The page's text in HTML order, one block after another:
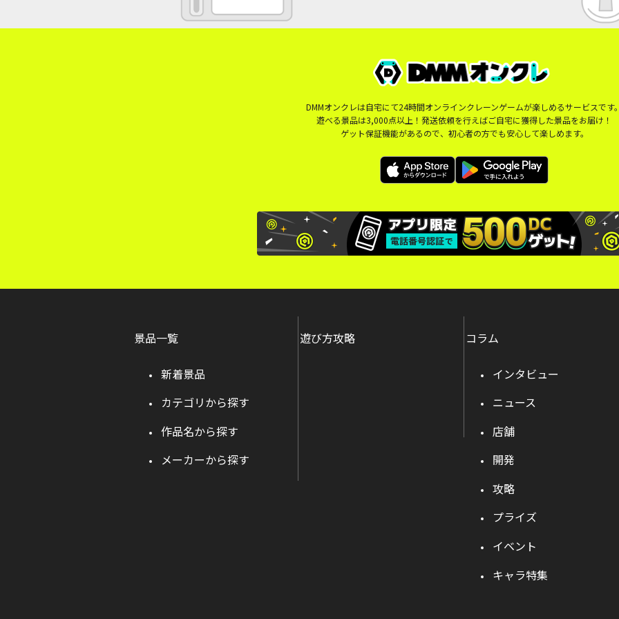
DMMオンクレは自宅にて24時間オンラインクレーンゲームが楽しめるサービスです
遊べる景品は3,000点以上！発送依頼を行えばご自宅に獲得した景品をお届け！
ゲット保証機能があるので、初心者の方でも安心して楽しめます。
景品一覧
新着景品
カテゴリから探す
作品名から探す
メーカーから探す
遊び方攻略 コラム
インタビュー
ニュース
店舗
開発
攻略
プライズ
イベント
キャラ特集